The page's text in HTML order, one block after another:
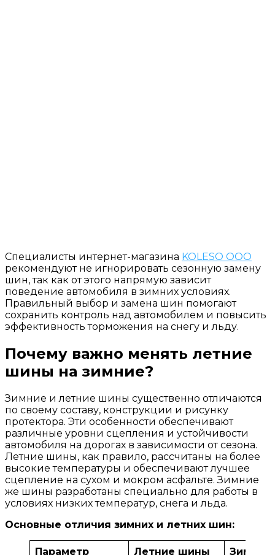
Специалисты интернет-магазина KOLESO OOO
рекомендуют не игнорировать сезонную замену
шин, так как от этого напрямую зависит
поведение автомобиля в зимних условиях.
Правильный выбор и замена шин помогают
сохранить контроль над автомобилем и повысить
эффективность торможения на снегу и льду.
Почему важно менять летние
шины на зимние?
Зимние и летние шины существенно отличаются
по своему составу, конструкции и рисунку
протектора. Эти особенности обеспечивают
различные уровни сцепления и устойчивости
автомобиля на дорогах в зависимости от сезона.
Летние шины, как правило, рассчитаны на более
высокие температуры и обеспечивают лучшее
сцепление на сухом и мокром асфальте. Зимние
же шины разработаны специально для работы в
условиях низких температур, снега и льда.
Основные отличия зимних и летних шин:
Параметр Летние шины